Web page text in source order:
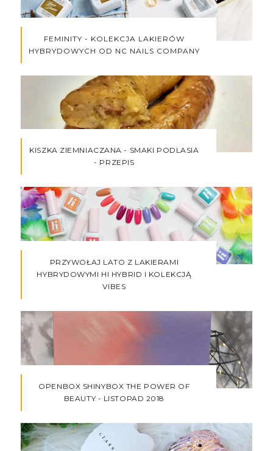
FEMINITY - KOLEKCJA LAKIERÓW
HYBRYDOWYCH OD NC NAILS COMPANY
KISZKA ZIEMNIACZANA - SMAKI PODLASIA
- PRZEPIS
PRZYWOŁAJ LATO Z LAKIERAMI
HYBRYDOWYMI HI HYBRID I KOLEKCJĄ
VIBES
OPENBOX SHINYBOX THE POWER OF
BEAUTY - LISTOPAD 2018